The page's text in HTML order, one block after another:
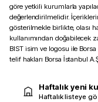
göre yetkili kurumlarla
değerlendirilmelidir.
gösterilmekle birlikte, olası
kullanımından doğabilecek
BIST isim ve logosu ile
telif hakları Borsa İstanbul
Haftalık yeni
Haftalık listeye